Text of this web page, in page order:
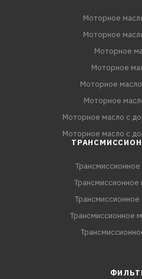
Моторное
Моторное
Моторное
Моторное
Моторное масло
Моторное
Моторное масло с
Моторное масло с
Трансмиссионное
Трансмиссионное
Трансмиссионное